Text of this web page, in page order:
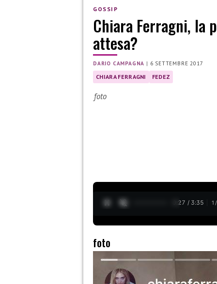
GOSSIP
Chiara Ferragni, la
attesa?
DARIO CAMPAGNA | 6 SETTEMBRE 2017
CHIARA FERRAGNI FEDEZ
foto
0:28 / 3:35 1 /
foto